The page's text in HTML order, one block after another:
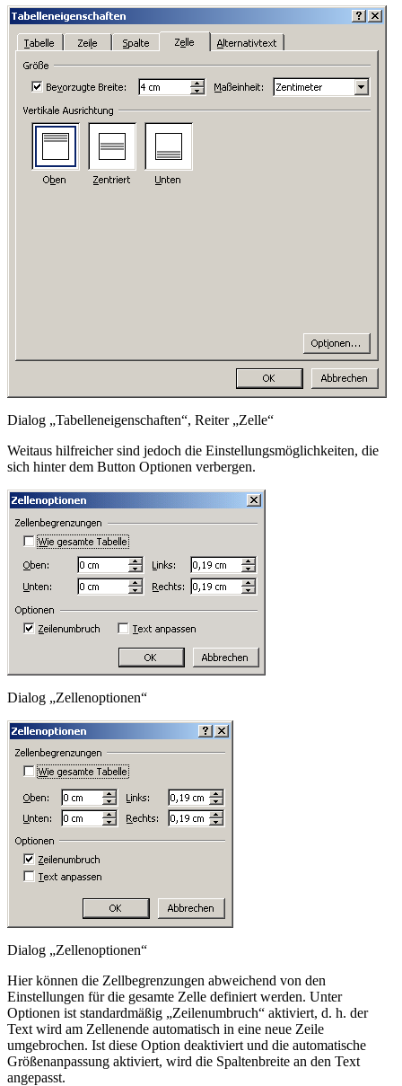
Dialog „Tabelleneigenschaften“, Reiter „Zelle“
Weitaus hilfreicher sind jedoch die Einstellungsmöglichkeiten, die
sich hinter dem Button Optionen verbergen.
Dialog „Zellenoptionen“
Dialog „Zellenoptionen“
Hier können die Zellbegrenzungen abweichend von den
Einstellungen für die gesamte Zelle definiert werden. Unter
Optionen ist standardmäßig „Zeilenumbruch“ aktiviert, d. h. der
Text wird am Zellenende automatisch in eine neue Zeile
umgebrochen. Ist diese Option deaktiviert und die automatische
Größenanpassung aktiviert, wird die Spaltenbreite an den Text
angepasst.